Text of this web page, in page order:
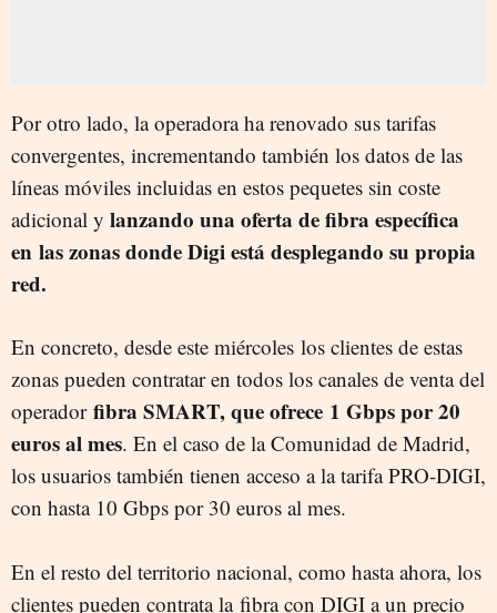
Por otro lado, la operadora ha renovado sus tarifas
convergentes, incrementando también los datos de las
líneas móviles incluidas en estos pequetes sin coste
adicional y lanzando una oferta de fibra específica
en las zonas donde Digi está desplegando su propia
red.
En concreto, desde este miércoles los clientes de estas
zonas pueden contratar en todos los canales de venta del
operador fibra SMART, que ofrece 1 Gbps por 20
euros al mes. En el caso de la Comunidad de Madrid,
los usuarios también tienen acceso a la tarifa PRO-DIGI,
con hasta 10 Gbps por 30 euros al mes.
En el resto del territorio nacional, como hasta ahora, los
clientes pueden contrata la fibra con DIGI a un precio